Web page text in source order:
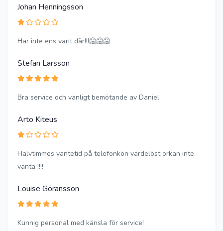
Johan Henningsson
Har inte ens varit där!!!🥶🥶🥶
Stefan Larsson
Bra service och vänligt bemötande av Daniel.
Arto Kiteus
Halvtimmes väntetid på telefonkön värdelöst orkan inte
vänta !!!!
Louise Göransson
Kunnig personal med känsla för service!